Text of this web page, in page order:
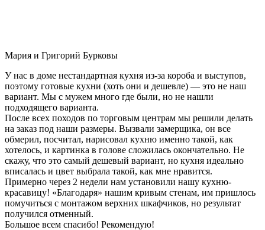
Мария и Григорий Бурковы
У нас в доме нестандартная кухня из-за короба и выступов,
поэтому готовые кухни (хоть они и дешевле) — это не наш
вариант. Мы с мужем много где были, но не нашли
подходящего варианта.
После всех походов по торговым центрам мы решили делать
на заказ под наши размеры. Вызвали замерщика, он все
обмерил, посчитал, нарисовал кухню именно такой, как
хотелось, и картинка в голове сложилась окончательно. Не
скажу, что это самый дешевый вариант, но кухня идеально
вписалась и цвет выбрала такой, как мне нравится.
Примерно через 2 недели нам установили нашу кухню-
красавицу! «Благодаря» нашим кривым стенам, им пришлось
помучиться с монтажом верхних шкафчиков, но результат
получился отменный.
Большое всем спасибо! Рекомендую!